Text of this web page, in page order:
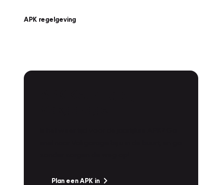
APK regelgeving
Plan een APK in